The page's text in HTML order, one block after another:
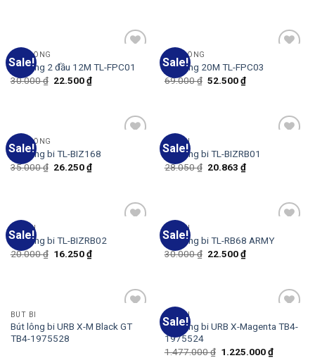
Sale!
to
BÚT LÔNG
Bút lông 2 đầu 12M TL-FPC01
30.000₫ 22.500₫
Sale!
BÚT LÔNG
Bút lông 20M TL-FPC03
69.000₫ 52.500₫
Sale!
BÚT LÔNG
Bút lông bi TL-BIZ168
35.000₫ 26.250₫
Sale!
BÚT BI
Bút lông bi TL-BIZRB01
28.050₫ 20.863 ₫
Sale!
BÚT BI
Bút lông bi TL-BIZRB02
20.000₫ 16.250₫
Sale!
BÚT BI
Bút lông bi TL-RB68 ARMY
30.000₫ 22.500₫
to
BÚT BI
Bút lông bi URB X-M Black GT
TB4-1975528
Sale!
to
BÚT BI
Bút lông bi URB X-Magenta TB4-
1975524
1.477.000₫ 1.225.000₫